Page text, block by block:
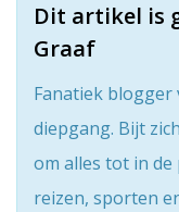
Dit artikel is
Graaf
Fanatiek
diepgang. Bijt
om alles tot in de
reizen, sporten